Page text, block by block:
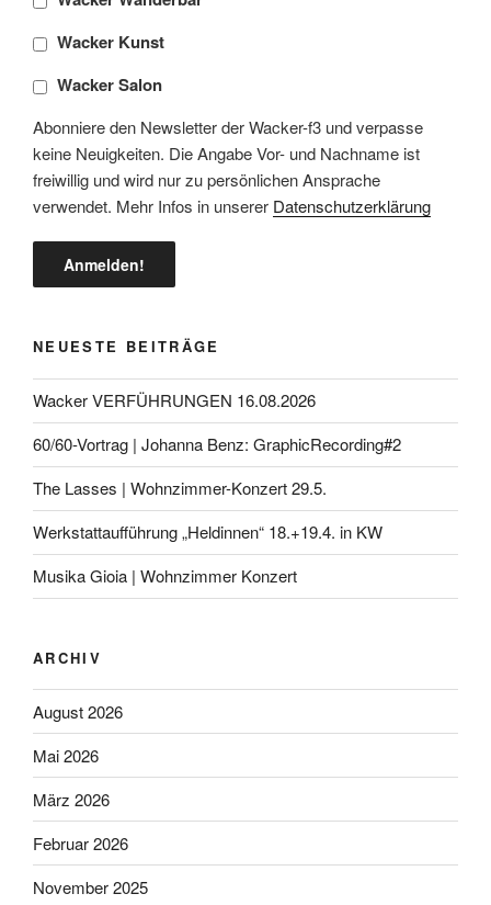
Wacker Kunst
Wacker Salon
Abonniere den Newsletter der Wacker-f3 und verpasse
keine Neuigkeiten. Die Angabe Vor- und Nachname ist
freiwillig und wird nur zu persönlichen Ansprache
verwendet. Mehr Infos in unserer Datenschutzerklärung
NEUESTE BEITRÄGE
Wacker VERFÜHRUNGEN 16.08.2026
60/60-Vortrag | Johanna Benz: GraphicRecording#2
The Lasses | Wohnzimmer-Konzert 29.5.
Werkstattaufführung „Heldinnen“ 18.+19.4. in KW
Musika Gioia | Wohnzimmer Konzert
ARCHIV
August 2026
Mai 2026
März 2026
Februar 2026
November 2025